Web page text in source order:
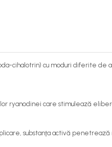
cihalotrin) cu moduri diferite de
ryanodinei care stimulează
substanţa activă penetrează